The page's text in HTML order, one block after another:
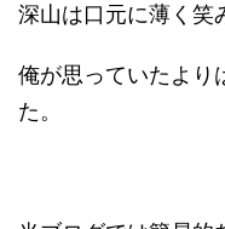
深山は口元に薄く笑
俺が思っていたより
た。